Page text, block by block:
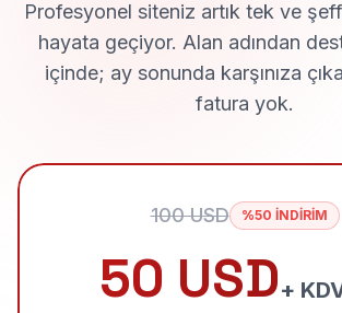
Profesyonel siteniz artık tek ve
hayata geçiyor. Alan adından
içinde; ay sonunda karşınıza
fatura yok.
100 USD %50 İNDİRİM
50 USD+